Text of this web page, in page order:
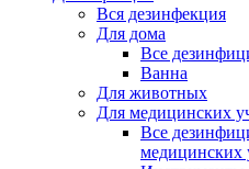
Вся дезинфекция
Для дома
Все
Ванна
Для животных
Для медицинских
Все
медицинских